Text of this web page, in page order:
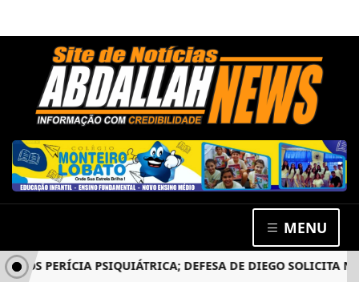
MENU
PERÍCIA PSIQUIÁTRICA; DEFESA DE DIEGO SOLICITA